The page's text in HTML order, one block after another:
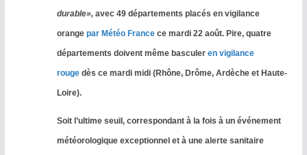
durable», avec 49 départements placés en vigilance
orange par Météo Francece mardi 22 août. Pire, quatre
départements doivent même basculer en vigilance
rougedès ce mardi midi (Rhône, Drôme, Ardèche et Haute-
Loire).
Soit l’ultime seuil, correspondant à la fois à un événement
météorologique exceptionnel et à une alerte sanitaire